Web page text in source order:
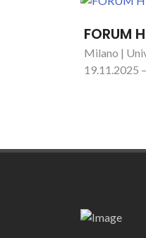
FORUM
Milano |
19.11.2025